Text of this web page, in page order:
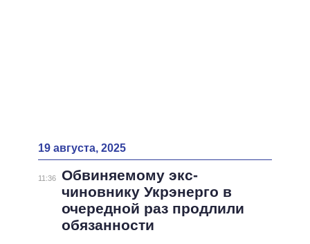
19 августа, 2025
11:36
Обвиняемому экс-
чиновнику Укрэнерго в
очередной раз продлили
обязанности